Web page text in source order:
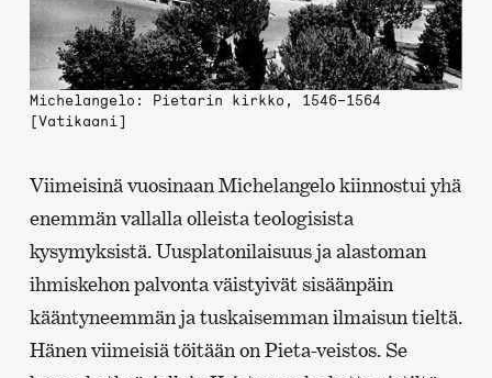
Michelangelo: Pietarin kirkko, 1546–1564
[Vatikaani]
Viimeisinä vuosinaan Michelangelo kiinnostui yhä
enemmän vallalla olleista teologisista
kysymyksistä. Uusplatonilaisuus ja alastoman
ihmiskehon palvonta väistyivät sisäänpäin
kääntyneemmän ja tuskaisemman ilmaisun tieltä.
Hänen viimeisiä töitään on Pieta-veistos. Se